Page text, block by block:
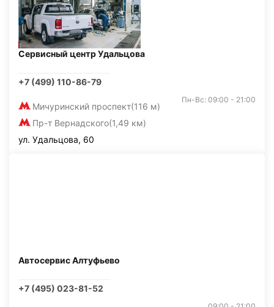
Сервисный центр Удальцова
+7 (499) 110-86-79
Мичуринский проспект(116 м)
Пр-т Вернадского(1,49 км)
Пн-Вс: 09:00 - 21:00
ул. Удальцова, 60
Автосервис Алтуфьево
+7 (495) 023-81-52